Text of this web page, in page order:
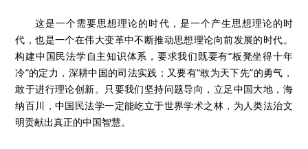
这是一个需要思想理论的时代，是一个产生思想理论的时
代，也是一个在伟大变革中不断推动思想理论向前发展的时代。
构建中国民法学自主知识体系，要求我们既要有“板凳坐得十年
冷”的定力，深耕中国的司法实践；又要有“敢为天下先”的勇气，
敢于进行理论创新。只要我们坚持问题导向，立足中国大地，海
纳百川，中国民法学一定能屹立于世界学术之林，为人类法治文
明贡献出真正的中国智慧。